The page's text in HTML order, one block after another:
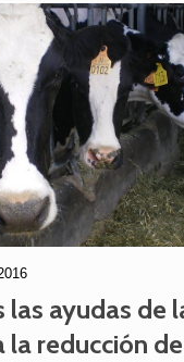
las ayudas de
la reducción de